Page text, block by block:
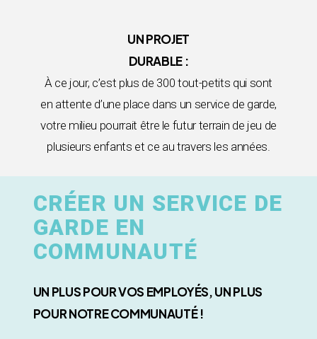
UN PROJET
DURABLE :
À ce jour, c’est plus de 300 tout-petits qui sont
en attente d’une place dans un service de garde,
votre milieu pourrait être le futur terrain de jeu de
plusieurs enfants et ce au travers les années.
CRÉER UN SERVICE DE
GARDE EN
COMMUNAUTÉ
UN PLUS POUR VOS EMPLOYÉS, UN PLUS
POUR NOTRE COMMUNAUTÉ !